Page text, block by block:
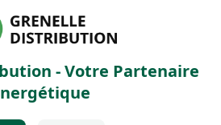
- Votre Partenaire